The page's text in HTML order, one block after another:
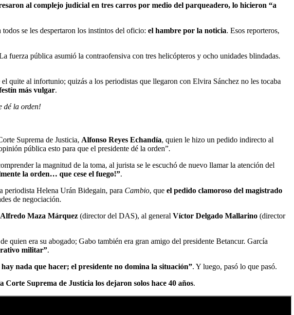
al complejo judicial en tres carros por medio del parqueadero, lo hicieron “a
se les despertaron los instintos del oficio: el hambre por la noticia. Esos reporteros,
fuerza pública asumió la contraofensiva con tres helicópteros y ocho unidades blindadas.
quite al infortunio; quizás a los periodistas que llegaron con Elvira Sánchez no les tocaba
más vulgar.
dé la orden!
Suprema de Justicia, Alfonso Reyes Echandía, quien le hizo un pedido indirecto al
pública esto para que el presidente dé la orden”.
la magnitud de la toma, al jurista se le escuchó de nuevo llamar la atención del
la orden… que cese el fuego!”.
periodista Helena Urán Bidegain, para Cambio, que el pedido clamoroso del magistrado
de negociación.
Maza Márquez (director del DAS), al general Víctor Delgado Mallarino (director
era su abogado; Gabo también era gran amigo del presidente Betancur. García
militar”.
nada que hacer; el presidente no domina la situación”. Y luego, pasó lo que pasó.
Corte Suprema de Justicia los dejaron solos hace 40 años.